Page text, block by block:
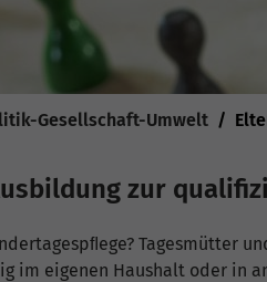
Gesellschaft-Umwelt
zur
Tagesmütter
im eigenen Haushalt oder in